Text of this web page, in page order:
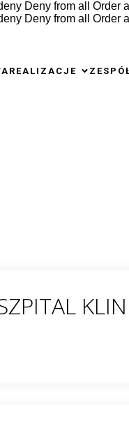
Deny from all Order
Deny from all Order
REALIZACJE